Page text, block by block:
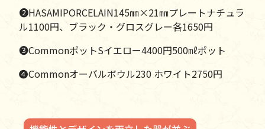
❷HASAMIPORCELAIN145㎜×21㎜プレートナチュラ
ル1100円、ブラック・グロスグレー各1650円
❸CommonポットSイエロー4400円500㎖ポット
❹Commonオーバルボウル230 ホワイト2750円